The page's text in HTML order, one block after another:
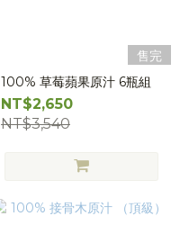
售完
100% 草莓蘋果原汁 6瓶組
NT$2,650
NT$3,540